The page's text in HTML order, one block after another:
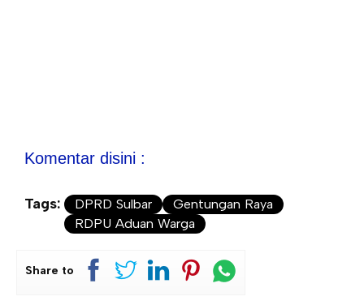
Komentar disini :
Tags: DPRD Sulbar
Gentungan Raya
RDPU Aduan Warga
Share to